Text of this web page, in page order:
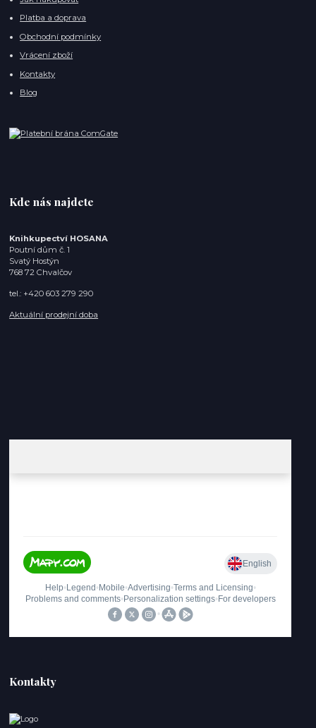
Platba a doprava
Obchodní podmínky
Vrácení zboží
Kontakty
Blog
Kde nás najdete
Knihkupectví HOSANA
Poutní dům č. 1
Svatý Hostýn
768 72 Chvalčov
tel.: +420 603 279 290
Aktuální prodejní doba
Kontakty